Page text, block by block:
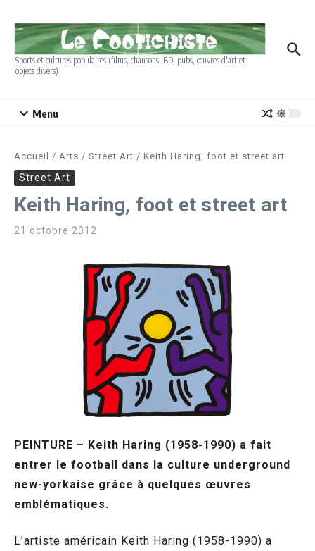
Sports et cultures populaires (films, chansons, BD, pubs, œuvres d'art et
objets divers)
Menu
Accueil / Arts / Street Art / Keith Haring, foot et street art
Street Art
Keith Haring, foot et street art
21 octobre 2012
PEINTURE – Keith Haring (1958-1990) a fait
entrer le football dans la culture underground
new-yorkaise grâce à quelques œuvres
emblématiques.
L’artiste américain Keith Haring (1958-1990) a